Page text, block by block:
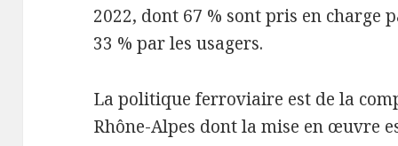
2022, dont 67 % sont pris en charge
33 % par les usagers.
La politique ferroviaire est de la
Rhône-Alpes dont la mise en œuvre